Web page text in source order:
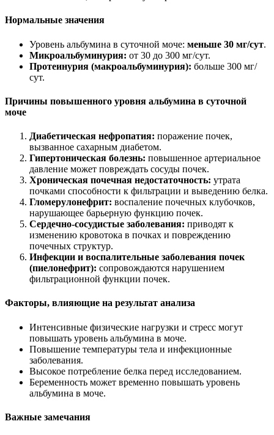
Нормальные значения
Уровень альбумина в суточной моче: меньше 30 мг/сут.
Микроальбуминурия: от 30 до 300 мг/сут.
Протеинурия (макроальбуминурия): больше 300 мг/
сут.
Причины повышенного уровня альбумина в суточной
моче
Диабетическая нефропатия: поражение почек,
вызванное сахарным диабетом.
Гипертоническая болезнь: повышенное артериальное
давление может повреждать сосуды почек.
Хроническая почечная недостаточность: утрата
почками способности к фильтрации и выведению белка.
Гломерулонефрит: воспаление почечных клубочков,
нарушающее барьерную функцию почек.
Сердечно-сосудистые заболевания: приводят к
изменению кровотока в почках и повреждению
почечных структур.
Инфекции и воспалительные заболевания почек
(пиелонефрит): сопровождаются нарушением
фильтрационной функции почек.
Факторы, влияющие на результат анализа
Интенсивные физические нагрузки и стресс могут
повышать уровень альбумина в моче.
Повышение температуры тела и инфекционные
заболевания.
Высокое потребление белка перед исследованием.
Беременность может временно повышать уровень
альбумина в моче.
Важные замечания